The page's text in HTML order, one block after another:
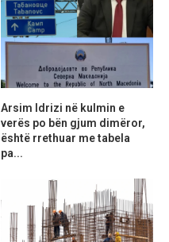
Arsim Idrizi në kulmin e
verës po bën gjum dimëror,
është rrethuar me tabela
pa...